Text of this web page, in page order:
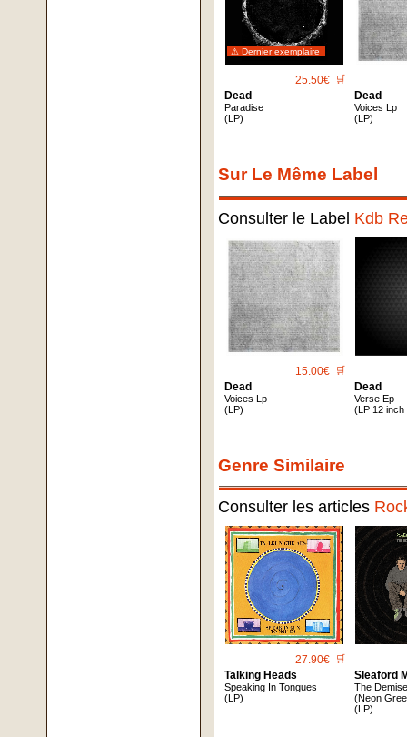
⚠ Dernier exemplaire
25.50€ 🛒
Dead
Paradise
(LP)
Dead
Voices Lp
(LP)
Sur Le Même Label
Consulter le Label Kdb
15.00€ 🛒
Dead
Voices Lp
(LP)
Dead
Verse Ep
(LP 12 inch
Genre Similaire
Consulter les articles
27.90€ 🛒
Talking Heads
Speaking In Tongues
(LP)
Sleaford
The
(Neon
(LP)